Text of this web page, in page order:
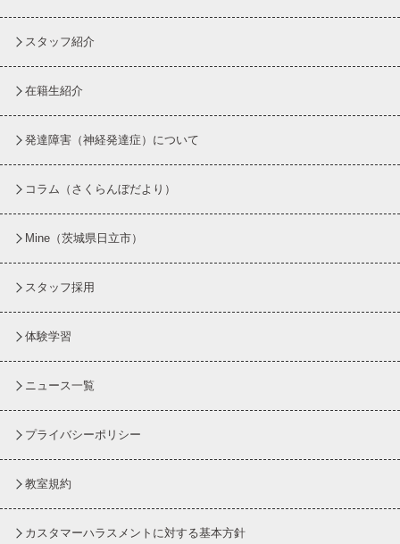
スタッフ紹介
在籍生紹介
発達障害（神経発達症）について
コラム （さくらんぼだより）
Mine（茨城県日立市）
スタッフ採用
体験学習
ニュース一覧
プライバシーポリシー
教室規約
カスタマーハラスメントに対する基本方針